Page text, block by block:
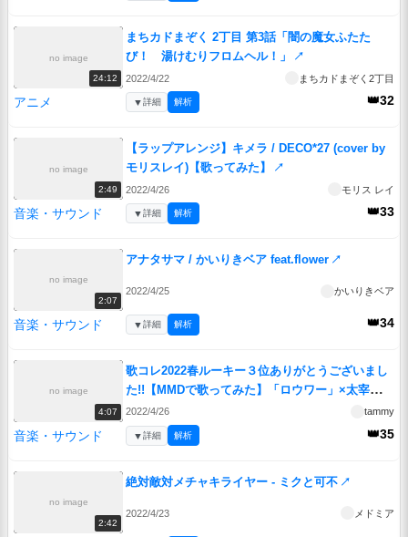
no image
24:12
まちカドまぞく 2丁目 第3話「闇の魔女ふたた
び！ 湯けむりフロムヘル！」
↗
2022/4/22 まちカドまぞく2丁目
アニメ 👑32
▼詳細 解析
no image
2:49
【ラップアレンジ】キメラ / DECO*27 (cover by
モリスレイ)【歌ってみた】
↗
2022/4/26 モリス レイ
音楽・サウンド 👑33
▼詳細 解析
no image
2:07
アナタサマ / かいりきベア feat.flower ↗
2022/4/25 かいりきベア
音楽・サウンド 👑34
▼詳細 解析
no image
4:07
歌コレ2022春ルーキー３位ありがとうございまし
た!!【MMDで歌ってみた】「ロウワー」×太宰治
「駈込み訴え」【たみー/Vtuber】
2022/4/26 tammy
音楽・サウンド 👑35
▼詳細 解析
no image
2:42
絶対敵対メチャキライヤー - ミクと可不 ↗
2022/4/23 メドミア